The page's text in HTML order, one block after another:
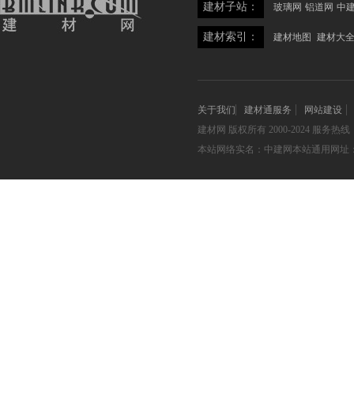
建材子站： 玻璃网 铝道网 中
建材索引： 建材地图 建材大全
关于我们 建材通服务
网站建设
建材网 版权所有 2000-2024 服务热线
本站网络实名：中建网本站通用网址